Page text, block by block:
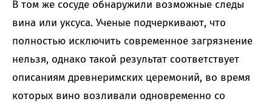
В том же сосуде обнаружили возможные следы
вина или уксуса. Ученые подчеркивают, что
полностью исключить современное загрязнение
нельзя, однако такой результат соответствует
описаниям древнеримских церемоний, во время
которых вино возливали одновременно со